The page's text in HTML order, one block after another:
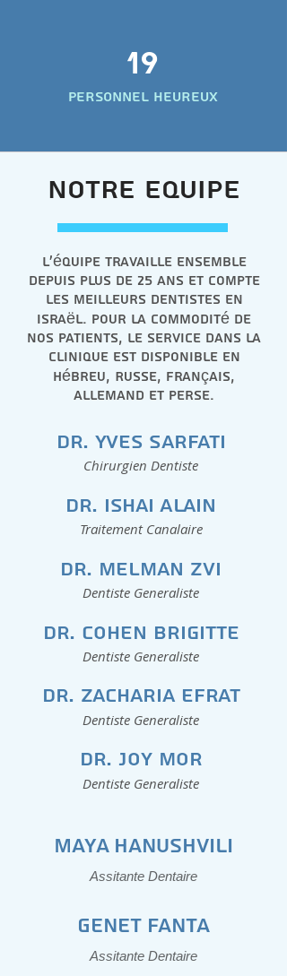
19
Personnel heureux
notre equipe
L'équipe travaille ensemble
depuis plus de 25 ans et compte
les meilleurs dentistes en
Israël. Pour la commodité de
nos patients, le service dans la
clinique est disponible en
Hébreu, Russe, Français,
Allemand et Perse.
Dr. Yves Sarfati
Chirurgien Dentiste
Dr. Ishai Alain
Traitement Canalaire
Dr. Melman Zvi
Dentiste Generaliste
Dr. Cohen Brigitte
Dentiste Generaliste
Dr. Zacharia Efrat
Dentiste Generaliste
Dr. Joy Mor
Dentiste Generaliste
MAYA HANUSHVILI
Assitante Dentaire
GENET FANTA
Assitante Dentaire